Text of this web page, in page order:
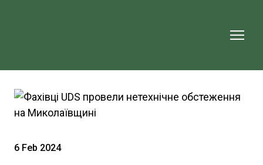
6 Feb 2024